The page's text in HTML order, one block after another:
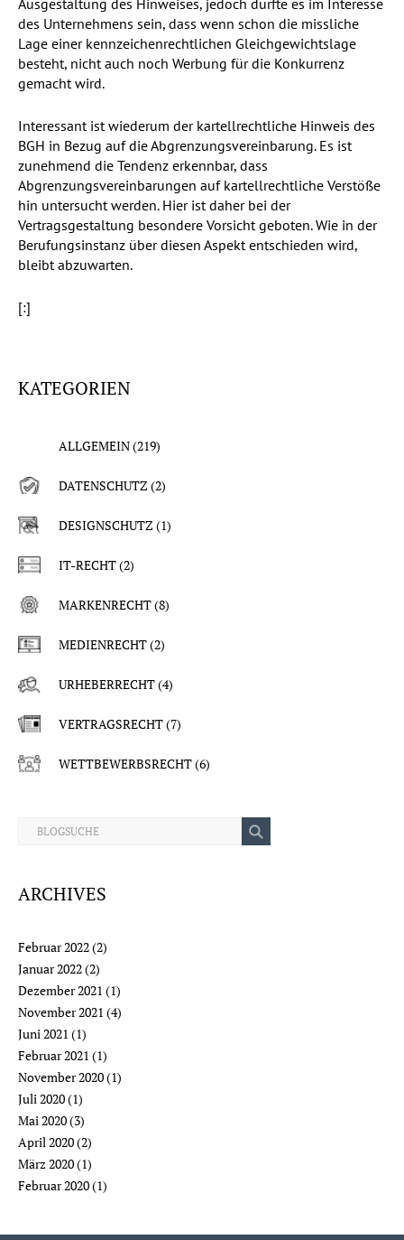
des Unternehmens sein, dass wenn schon die missliche
Lage einer kennzeichenrechtlichen Gleichgewichtslage
besteht, nicht auch noch Werbung für die Konkurrenz
gemacht wird.
Interessant ist wiederum der kartellrechtliche Hinweis des
BGH in Bezug auf die Abgrenzungsvereinbarung. Es ist
zunehmend die Tendenz erkennbar, dass
Abgrenzungsvereinbarungen auf kartellrechtliche Verstöße
hin untersucht werden. Hier ist daher bei der
Vertragsgestaltung besondere Vorsicht geboten. Wie in der
Berufungsinstanz über diesen Aspekt entschieden wird,
bleibt abzuwarten.
[:]
KATEGORIEN
ALLGEMEIN(219)
DATENSCHUTZ (2)
DESIGNSCHUTZ (1)
IT-RECHT(2)
MARKENRECHT(8)
MEDIENRECHT(2)
URHEBERRECHT(4)
VERTRAGSRECHT(7)
WETTBEWERBSRECHT(6)
ARCHIVES
Februar 2022(2)
Januar 2022(2)
Dezember 2021 (1)
November 2021 (4)
Juni 2021 (1)
Februar 2021 (1)
November 2020(1)
Juli 2020(1)
Mai 2020(3)
April 2020(2)
März 2020(1)
Februar 2020(1)